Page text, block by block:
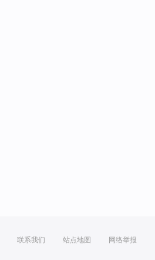
联系我们 站点地图 网络举报